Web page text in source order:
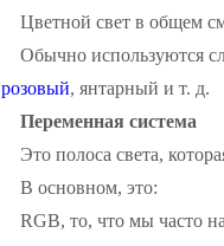
Цветной свет в общем
Обычно используются
розовый, янтарный и т. д.
Переменная система
Это полоса света,
В основном, это:
RGB, то, что мы часто